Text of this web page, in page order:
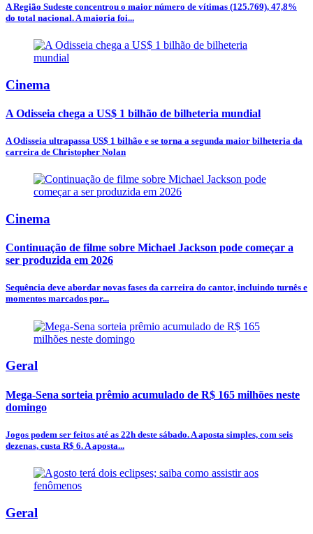
A Região Sudeste concentrou o maior número de vítimas (125.769), 47,8%
do total nacional. A maioria foi...
Cinema
A Odisseia chega a US$ 1 bilhão de bilheteria mundial
A Odisseia ultrapassa US$ 1 bilhão e se torna a segunda maior bilheteria da
carreira de Christopher Nolan
Cinema
Continuação de filme sobre Michael Jackson pode começar a
ser produzida em 2026
Sequência deve abordar novas fases da carreira do cantor, incluindo turnês e
momentos marcados por...
Geral
Mega-Sena sorteia prêmio acumulado de R$ 165 milhões neste
domingo
Jogos podem ser feitos até as 22h deste sábado. A aposta simples, com seis
dezenas, custa R$ 6. A aposta...
Geral